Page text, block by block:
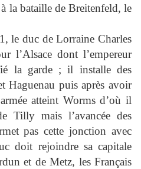
la bataille de Breitenfeld, le
le duc de Lorraine Charles
l’Alsace dont l’empereur
la garde ; il installe des
Haguenau puis après avoir
atteint Worms d’où il
Tilly mais l’avancée des
pas cette jonction avec
doit rejoindre sa capitale
et de Metz, les Français